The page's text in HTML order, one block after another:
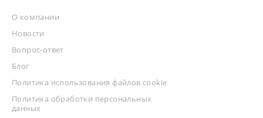
О компании
Новости
Вопрос-ответ
Блог
Политика использования файлов cookie
Политика обработки персональных
данных